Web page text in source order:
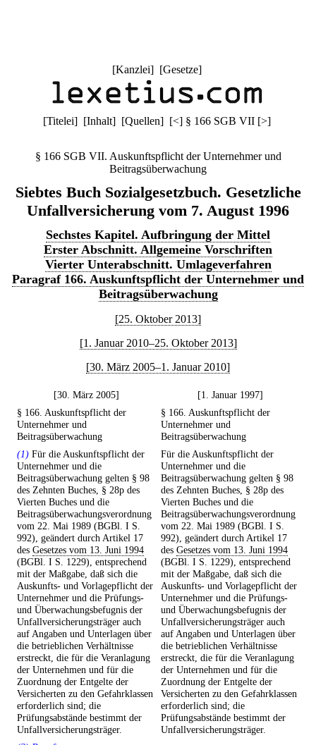
[Kanzlei] [Gesetze]
[Titelei] [Inhalt] [Quellen] [<] § 166 SGB VII [>]
§ 166 SGB VII. Auskunftspflicht der Unternehmer und
Beitragsüberwachung
Siebtes Buch Sozialgesetzbuch. Gesetzliche
Unfallversicherung vom 7. August 1996
Sechstes Kapitel. Aufbringung der Mittel
Erster Abschnitt. Allgemeine Vorschriften
Vierter Unterabschnitt. Umlageverfahren
Paragraf 166. Auskunftspflicht der Unternehmer und
Beitragsüberwachung
[25. Oktober 2013]
[1. Januar 2010–25. Oktober 2013]
[30. März 2005–1. Januar 2010]
[30. März 2005]
[1. Januar 1997]
§ 166. Auskunftspflicht der
Unternehmer und
Beitragsüberwachung
§ 166. Auskunftspflicht der
Unternehmer und
Beitragsüberwachung
(1) Für die Auskunftspflicht der
Unternehmer und die
Beitragsüberwachung gelten § 98
des Zehnten Buches, § 28p des
Vierten Buches und die
Beitragsüberwachungsverordnung
vom 22. Mai 1989 (BGBl. I S.
992), geändert durch Artikel 17
des Gesetzes vom 13. Juni 1994
(BGBl. I S. 1229), entsprechend
mit der Maßgabe, daß sich die
Auskunfts- und Vorlagepflicht der
Unternehmer und die Prüfungs-
und Überwachungsbefugnis der
Unfallversicherungsträger auch
auf Angaben und Unterlagen über
die betrieblichen Verhältnisse
erstreckt, die für die Veranlagung
der Unternehmen und für die
Zuordnung der Entgelte der
Versicherten zu den Gefahrklassen
erforderlich sind; die
Prüfungsabstände bestimmt der
Unfallversicherungsträger.
Für die Auskunftspflicht der
Unternehmer und die
Beitragsüberwachung gelten § 98
des Zehnten Buches, § 28p des
Vierten Buches und die
Beitragsüberwachungsverordnung
vom 22. Mai 1989 (BGBl. I S.
992), geändert durch Artikel 17
des Gesetzes vom 13. Juni 1994
(BGBl. I S. 1229), entsprechend
mit der Maßgabe, daß sich die
Auskunfts- und Vorlagepflicht der
Unternehmer und die Prüfungs-
und Überwachungsbefugnis der
Unfallversicherungsträger auch
auf Angaben und Unterlagen über
die betrieblichen Verhältnisse
erstreckt, die für die Veranlagung
der Unternehmen und für die
Zuordnung der Entgelte der
Versicherten zu den Gefahrklassen
erforderlich sind; die
Prüfungsabstände bestimmt der
Unfallversicherungsträger.